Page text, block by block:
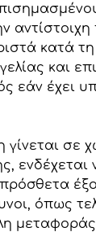
κατά
και
εάν έχει
σε
ενδέχεται
όπως